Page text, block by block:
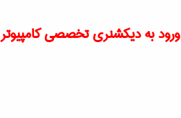
ورود به دیکشنری تخصصی کامپیوتر